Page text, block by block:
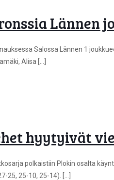
Lännen
Salossa Lännen 1
Alisa
hyytyivät
polkaistiin Plokin osalta
25, 25-10, 25-14).